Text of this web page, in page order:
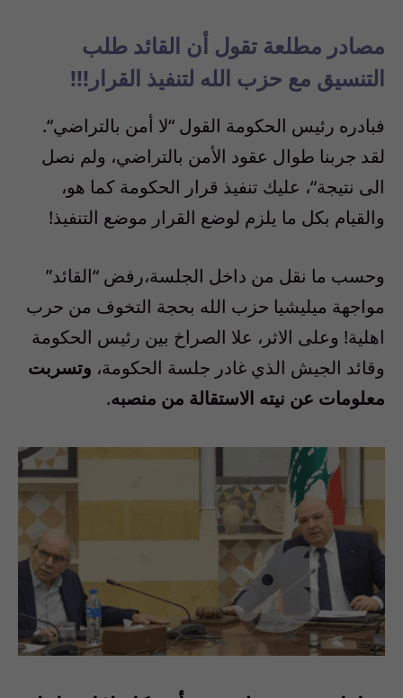
مصادر مطلعة تقول أن القائد طلب
التنسيق مع حزب الله لتنفيذ القرار !!!
فبادره رئيس الحكومة القول “لا أمن بالتراضي“.
لقد جربنا طوال عقود الأمن بالتراضي، ولم نصل
الى نتيجة“، عليك تنفيذ قرار الحكومة كما هو،
والقيام بكل ما يلزم لوضع القرار موضع التنفيذ!
وحسب ما نقل من داخل الجلسة،رفض “القائد”
مواجهة ميليشيا حزب الله بحجة التخوف من حرب
اهلية! وعلى الاثر، علا الصراخ بين رئيس الحكومة
وقائد الجيش الذي غادر جلسة الحكومة، وتسربت
معلومات عن نيته الاستقالة من منصبه.